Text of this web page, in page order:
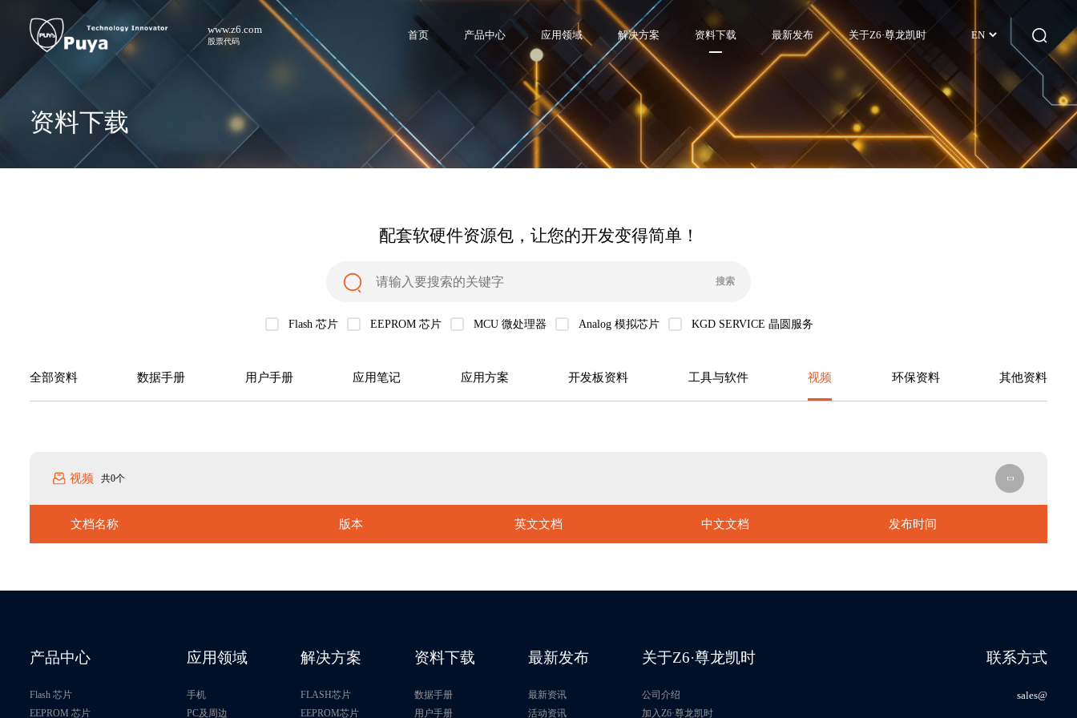
www.z6.com
股票代码
首页 产品中心 应用领域 解决方案 资料下载 最新发布 关于Z6·尊龙凯时 EN
资料下载
配套软硬件资源包，让您的开发变得简单！
Flash 芯片 EEPROM 芯片 MCU 微处理器 Analog 模拟芯片 KGD SERVICE 晶圆服务
全部资料 数据手册 用户手册 应用笔记 应用方案 开发板资料 工具与软件 视频 环保资料 其他资料
视频 共0个
文档名称 版本 英文文档 中文文档 发布时间
产品中心
Flash 芯片
EEPROM 芯片
应用领域
手机
PC及周边
解决方案
FLASH芯片
EEPROM芯片
资料下载
数据手册
用户手册
最新发布
最新资讯
活动资讯
关于Z6·尊龙凯时
公司介绍
加入Z6·尊龙凯时
联系方式
sales@